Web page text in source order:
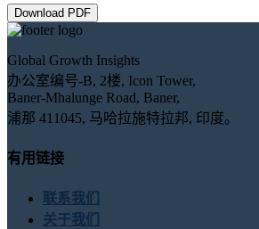
Download PDF
Global Growth Insights
办公室编号-B, 2楼, Icon Tower,
Baner-Mhalunge Road, Baner,
浦那 411045, 马哈拉施特拉邦, 印度。
有用链接
联系我们
关于我们